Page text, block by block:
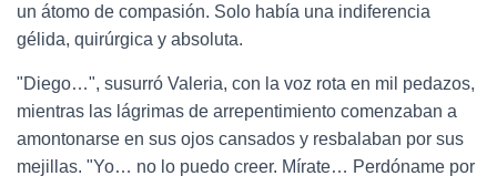
un átomo de compasión. Solo había una indiferencia
gélida, quirúrgica y absoluta.
"Diego…", susurró Valeria, con la voz rota en mil pedazos,
mientras las lágrimas de arrepentimiento comenzaban a
amontonarse en sus ojos cansados y resbalaban por sus
mejillas. "Yo… no lo puedo creer. Mírate… Perdóname por